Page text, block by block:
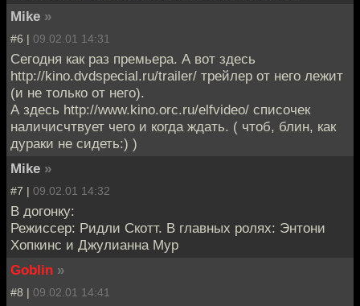
Mike »
#6 | 09.02.01 14:31
Сегодня как раз премьера. А вот здесь
http://kino.dvdspecial.ru/trailer/ трейлер от него лежит
(и не только от него).
А здесь http://www.kino.orc.ru/elfvideo/ списочек
наличисчтвует чего и когда ждать. ( чтоб, блин, как
дураки не сидеть:) )
Mike »
#7 | 09.02.01 14:32
В догонку:
Режиссер: Ридли Скотт. В главных ролях: Энтони
Хопкинс и Джулианна Мур
Goblin »
#8 | 09.02.01 14:41